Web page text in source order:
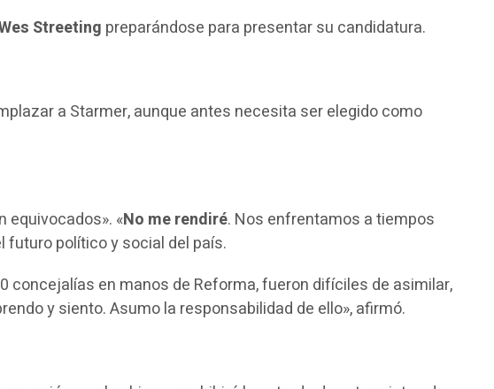
Streeting preparándose para presentar su candidatura.
a Starmer, aunque antes necesita ser elegido como
equivocados». «No me rendiré. Nos enfrentamos a tiempos
futuro político y social del país.
concejalías en manos de Reforma, fueron difíciles de asimilar,
y siento. Asumo la responsabilidad de ello», afirmó.